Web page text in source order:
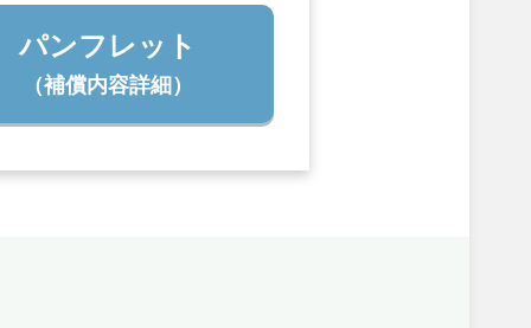
パンフレット
（補償内容詳細）